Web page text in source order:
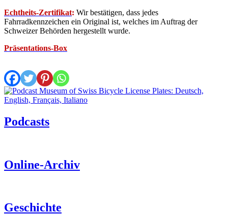
Echtheits-Zertifikat: Wir bestätigen, dass jedes
Fahrradkennzeichen ein Original ist, welches im Auftrag der
Schweizer Behörden hergestellt wurde.
Präsentations-Box
Podcasts
Online-Archiv
Geschichte